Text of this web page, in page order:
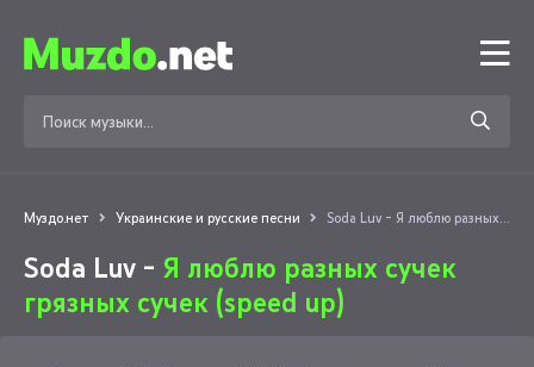
Муздо.нет Украинские и русские песни Soda Luv - Я люблю разных сучек грязных сучек (speed up)
Soda Luv - Я люблю разных сучек
грязных сучек (speed up)